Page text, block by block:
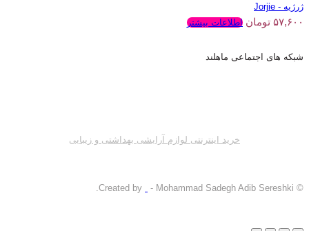
ژرژیه - Jorjie
۵۷,۶۰۰ تومان اطلاعات بیشتر
شبکه های اجتماعی ماهلند
خرید اینترنتی لوازم آرایشی بهداشتی و زیبایی
© Created by
- Mohammad Sadegh Adib Sereshki.